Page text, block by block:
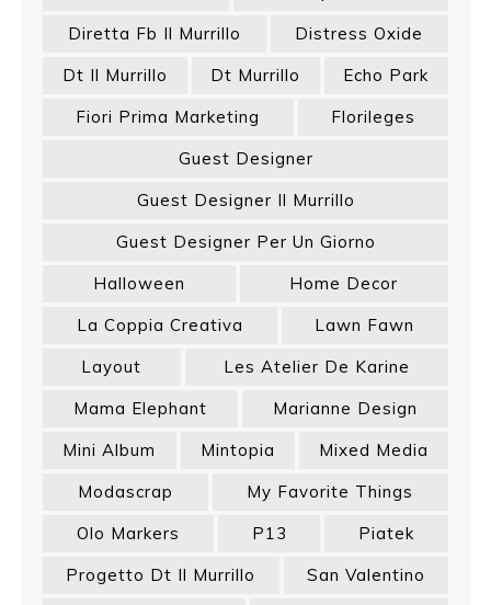
Diretta Fb Il Murrillo
Distress Oxide
Dt Il Murrillo
Dt Murrillo
Echo Park
Fiori Prima Marketing
Florileges
Guest Designer
Guest Designer Il Murrillo
Guest Designer Per Un Giorno
Halloween
Home Decor
La Coppia Creativa
Lawn Fawn
Layout
Les Atelier De Karine
Mama Elephant
Marianne Design
Mini Album
Mintopia
Mixed Media
Modascrap
My Favorite Things
Olo Markers
P13
Piatek
Progetto Dt Il Murrillo
San Valentino